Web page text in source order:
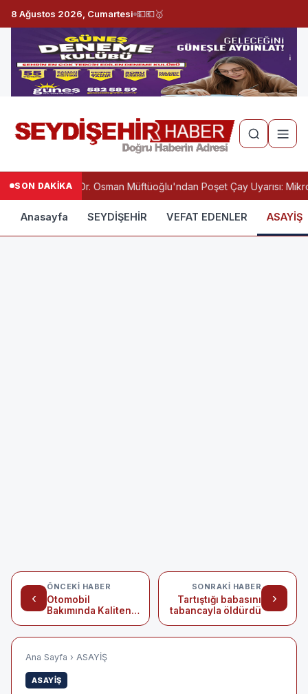
8 Ağustos 2026, Cumartesi 💵💶🥇
SON DAKİKAProf. Dr. Osman Müftüoğlu'ndan Poşet Çay Uyarısı:
Anasayfa SEYDİŞEHİR VEFAT EDENLER ASAYİŞ
‹
ÖNCEKI HABER
Otomobil
Bakımında Kalitenin
Rehberi
›
SONRAKI HABER
Tartıştığı babasını
tabancayla öldürdü
Ana Sayfa › ASAYİŞ
ASAYİŞ